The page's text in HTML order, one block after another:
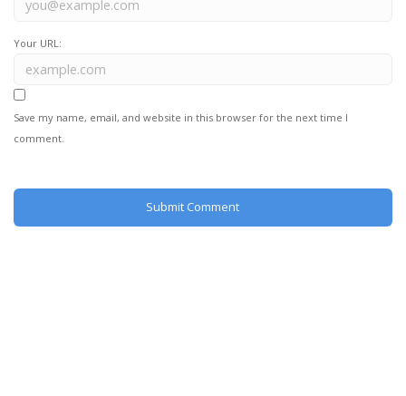
Your URL:
Save my name, email, and website in this browser for the next time I
comment.